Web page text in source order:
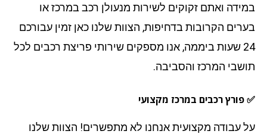
ואתם זקוקים לשירות מנעולן רכב במרכז או
הקרובות בדחיפות, הצוות שלנו כאן זמין עבורכם
24 שעות ביממה, אנו מספקים שירותי פריצת רכבים לכל
המרכז והסביבה.
פורץ רכבים במרכז מקצועי
עבודה מקצועית אנחנו לא מתפשרים! הצוות שלנו